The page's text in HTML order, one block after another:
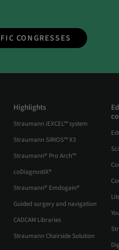
CONGRESSES
Highlights
Straumann iEXCEL™ system
Straumann SIRIOS™ X3
Straumann® Pro Arch™
coDiagnostiX®
Straumann® Emdogain®
Guided surgery and navigation
CADCAM Libraries
Straumann Chairside Solution